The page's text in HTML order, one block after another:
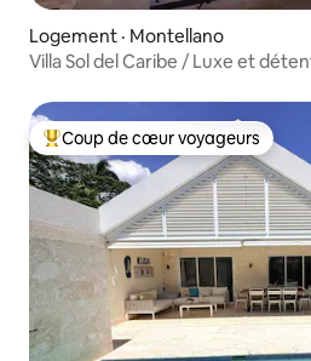
Logement · Montellano
Villa Sol del Caribe / Luxe et
Coup de cœur voyageurs parmi
Coup de cœur voyageurs